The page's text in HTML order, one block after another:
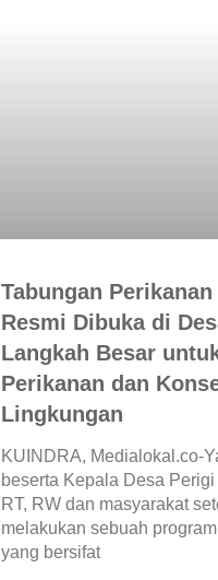
Tabungan
Resmi Dibuka di
Langkah Besar
Perikanan dan
Lingkungan
KUINDRA, Medialokal.co-
beserta Kepala Desa
RT, RW dan masyarakat
melakukan sebuah
yang bersifat